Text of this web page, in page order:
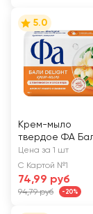
5.0
Крем-мыло
твердое ФА
Delight
Цена за 1 шт
С Картой №1
74,99 руб
94,79 руб -20%